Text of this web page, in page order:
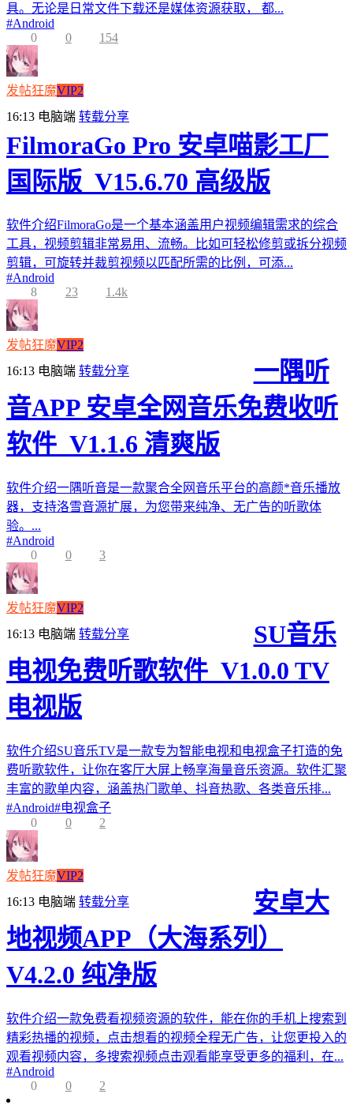
具。无论是日常文件下载还是媒体资源获取， 都...
#Android
0
0 154
发帖狂魔VIP2
16:13 电脑端 转载分享
FilmoraGo Pro 安卓喵影工厂
国际版_V15.6.70 高级版
软件介绍FilmoraGo是一个基本涵盖用户视频编辑需求的综合
工具，视频剪辑非常易用、流畅。比如可轻松修剪或拆分视频
剪辑，可旋转并裁剪视频以匹配所需的比例，可添...
#Android
8
23 1.4k
发帖狂魔VIP2
16:13 电脑端 转载分享
一隅听
音APP 安卓全网音乐免费收听
软件_V1.1.6 清爽版
软件介绍一隅听音是一款聚合全网音乐平台的高颜*音乐播放
器，支持洛雪音源扩展，为您带来纯净、无广告的听歌体
验。...
#Android
0
0 3
发帖狂魔VIP2
16:13 电脑端 转载分享
SU音乐
电视免费听歌软件_V1.0.0 TV
电视版
软件介绍SU音乐TV是一款专为智能电视和电视盒子打造的免
费听歌软件，让你在客厅大屏上畅享海量音乐资源。软件汇聚
丰富的歌单内容，涵盖热门歌单、抖音热歌、各类音乐排...
#Android#电视盒子
0
0 2
发帖狂魔VIP2
16:13 电脑端 转载分享
安卓大
地视频APP（大海系列）
V4.2.0 纯净版
软件介绍一款免费看视频资源的软件，能在你的手机上搜索到
精彩热播的视频，点击想看的视频全程无广告，让您更投入的
观看视频内容，多搜索视频点击观看能享受更多的福利，在...
#Android
0
0 2